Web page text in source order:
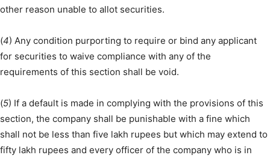
other reason unable to allot securities.
(4) Any condition purporting to require or bind any applicant
for securities to waive compliance with any of the
requirements of this section shall be void.
(5) If a default is made in complying with the provisions of this
section, the company shall be punishable with a fine which
shall not be less than five lakh rupees but which may extend to
fifty lakh rupees and every officer of the company who is in